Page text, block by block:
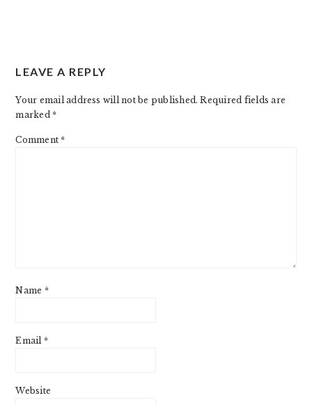
INTERACTIONS
LEAVE A REPLY
Your email address will not be published. Required fields are
marked*
Comment*
Name *
Email *
Website